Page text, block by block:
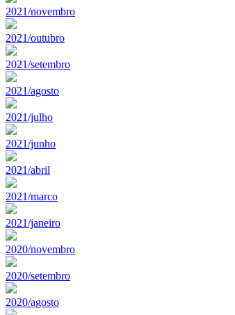
2021/novembro
2021/outubro
2021/setembro
2021/agosto
2021/julho
2021/junho
2021/abril
2021/marco
2021/janeiro
2020/novembro
2020/setembro
2020/agosto